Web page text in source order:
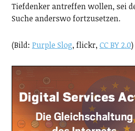
Tiefdenker antreffen wollen, sei
Suche anderswo fortzusetzen.
(Bild: Purple Slog, flickr, CC BY 2.0)